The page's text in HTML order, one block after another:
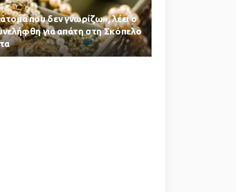
που δεν γνωρίζω», λέει ο
για απάτη στη Σκόπελο